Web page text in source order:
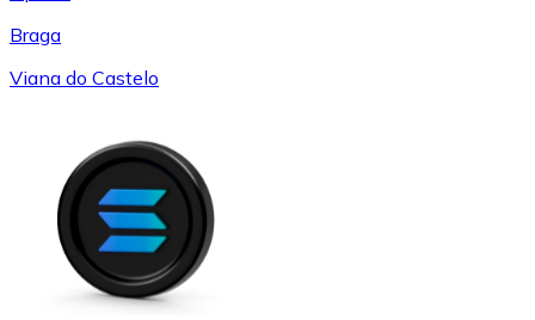
Braga
Viana do Castelo